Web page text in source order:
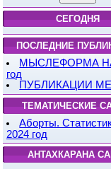
СЕГОДНЯ
ПОСЛЕДНИЕ
МЫСЛЕФОРМА
год
ПУБЛИКАЦИИ
ТЕМАТИЧЕСКИЕ
Аборты.
2024 год
АНТАХКАРАНА